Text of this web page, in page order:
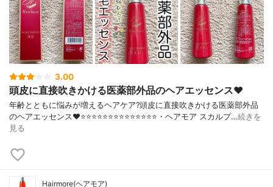
3.00
頭皮に直接吹きかける医薬部外品のヘアエッセンス❤️
年齢とともに悩みが増えるヘアケア?頭皮に直接吹きかける医薬部外品
のヘアエッセンス❤️⭐️⭐️⭐️⭐️⭐️⭐️⭐️⭐️⭐️⭐️⭐️⭐️⭐️⭐️・ヘアモア スカルプ…続きを
見る
Hairmore(ヘアモア)